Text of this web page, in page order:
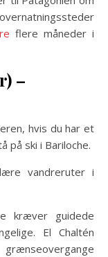
flere måneder i
–
hvis du har et
på ski i Bariloche.
vandreruter i
kræver guidede
El Chaltén